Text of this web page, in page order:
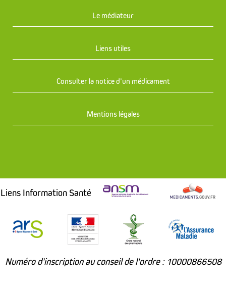
Le médiateur
Liens utiles
Consulter la notice d’un médicament
Mentions légales
Liens Information Santé
Numéro d'inscription au conseil de l'ordre : 10000866508